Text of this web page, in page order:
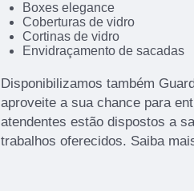
Boxes elegance
Coberturas de vidro
Cortinas de vidro
Envidraçamento de sacadas
Disponibilizamos também
aproveite a sua chance para
atendentes estão dispostos a
trabalhos oferecidos. Saiba